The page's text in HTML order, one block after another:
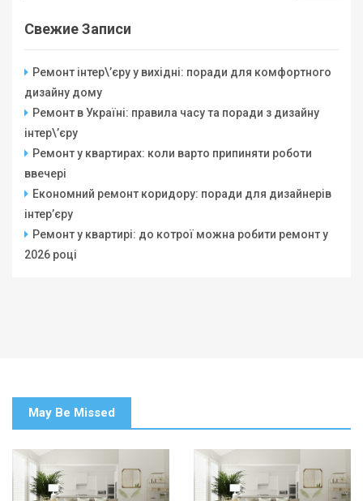
Свежие Записи
Ремонт інтер\’єру у вихідні: поради для комфортного
дизайну дому
Ремонт в Україні: правила часу та поради з дизайну
інтер\’єру
Ремонт у квартирах: коли варто припиняти роботи
ввечері
Економний ремонт коридору: поради для дизайнерів
інтер’єру
Ремонт у квартирі: до котрої можна робити ремонт у
2026 році
May Be Missed